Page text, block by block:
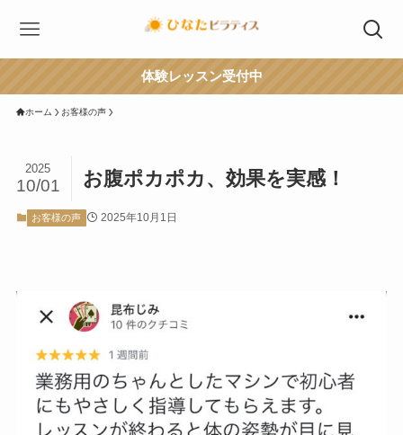
体験レッスン受付中
ホーム お客様の声
お腹ポカポカ、効果を実感！
2025
10/01
お客様の声 2025年10月1日